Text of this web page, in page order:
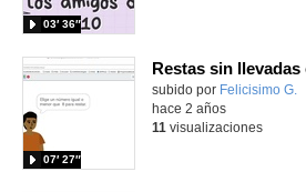
03′ 36″
Contenido educativo.
subido por Felicisimo G.
07′ 27″
hace 2 años
11 visualizaciones